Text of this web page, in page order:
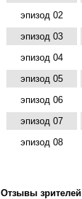
эпизод 02
эпизод 03
эпизод 04
эпизод 05
эпизод 06
эпизод 07
эпизод 08
Отзывы зрителей